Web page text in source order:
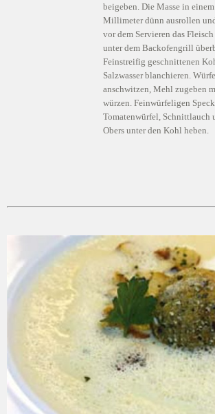
beigeben. Die Masse in
Millimeter dünn ausrollen
vor dem Servieren das
unter dem Backofengrill
Feinstreifig geschnittenen
Salzwasser blanchieren.
anschwitzen, Mehl zugeben
würzen. Feinwürfeligen
Tomatenwürfel, Schnittlauch
Obers unter den Kohl heben.